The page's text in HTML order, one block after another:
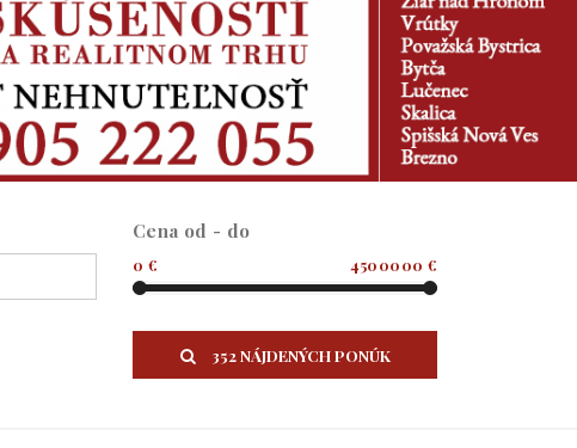
Cena od - do
0 € 4500000 €
352 NÁJDENÝCH PONÚK